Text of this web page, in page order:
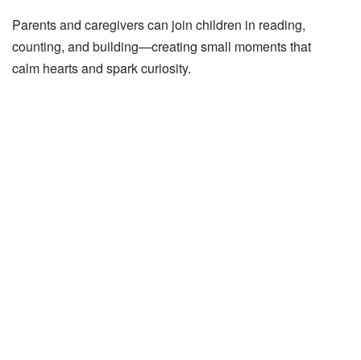
Parents and caregivers can join children in reading,
counting, and building—creating small moments that
calm hearts and spark curiosity.